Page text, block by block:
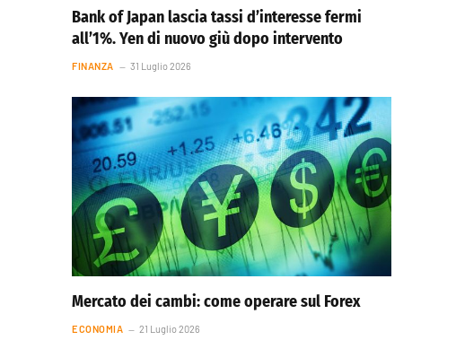
Bank of Japan lascia tassi d’interesse fermi
all’1%. Yen di nuovo giù dopo intervento
FINANZA 31 Luglio 2026
Mercato dei cambi: come operare sul Forex
ECONOMIA 21 Luglio 2026